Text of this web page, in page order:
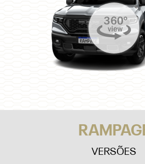
VERSÕES